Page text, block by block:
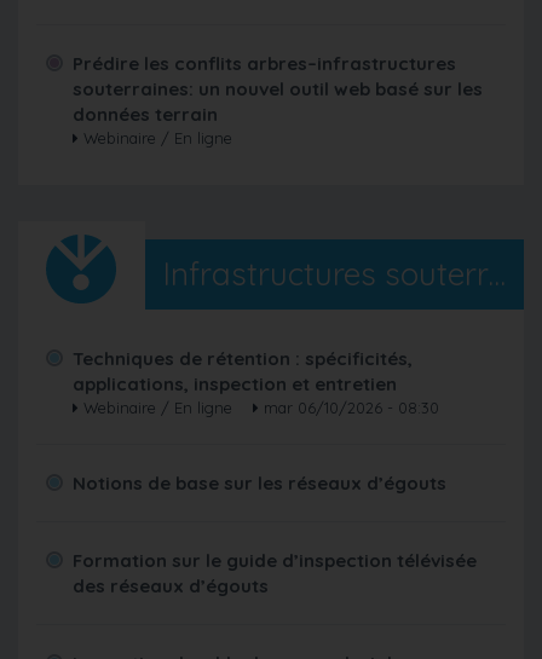
Prédire les conflits arbres–infrastructures
souterraines: un nouvel outil web basé sur les
données terrain
Webinaire / En ligne
Infrastructures souterraines
Techniques de rétention : spécificités,
applications, inspection et entretien
Webinaire / En ligne mar 06/10/2026 - 08:30
Notions de base sur les réseaux d’égouts
Formation sur le guide d’inspection télévisée
des réseaux d’égouts